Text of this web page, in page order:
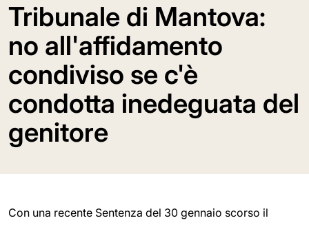
Tribunale di Mantova:
no all'affidamento
condiviso se c'è
condotta inedeguata del
genitore
Con una recente Sentenza del 30 gennaio scorso il